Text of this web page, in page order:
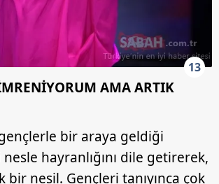
13
AMA ARTIK
bir araya geldiği
hayranlığını dile getirerek,
bir nesil. Gençleri tanıyınca çok